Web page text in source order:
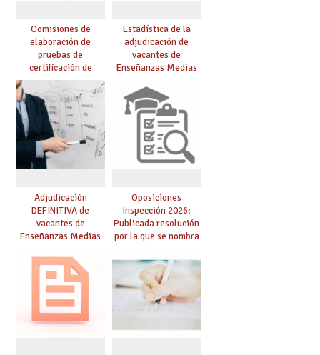
Comisiones de
elaboración de
pruebas de
certificación de
competencia
lingüística: publicada
resolución definitiva
Estadística de la
adjudicación de
vacantes de
Enseñanzas Medias
Adjudicación
DEFINITIVA de
vacantes de
Enseñanzas Medias
Oposiciones
Inspección 2026:
Publicada resolución
por la que se nombra
prácticas, se regulan
dichas prácticas y se
convoca acto público
de adjudicación